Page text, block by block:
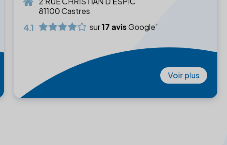
81100 Castres
4.1 sur17 avisGoogle
Voir plus